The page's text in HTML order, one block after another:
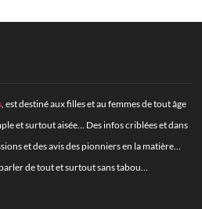
, est destiné aux filles et au femmes de tout âge
et surtout aisée… Des infos criblées et dans
et des avis des pionniers en la matière…
de tout et surtout sans tabou…